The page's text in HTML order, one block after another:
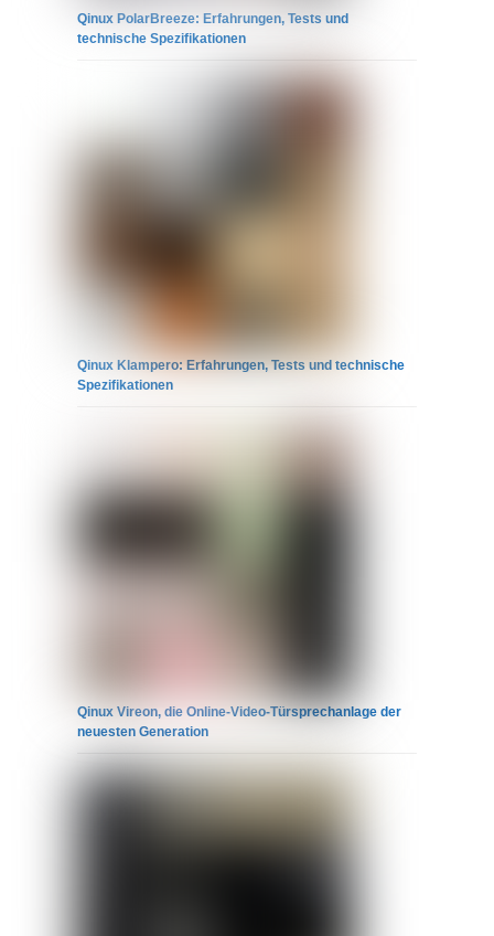
Qinux PolarBreeze: Erfahrungen, Tests und
technische Spezifikationen
Qinux Klampero: Erfahrungen, Tests und technische
Spezifikationen
Qinux Vireon, die Online-Video-Türsprechanlage der
neuesten Generation